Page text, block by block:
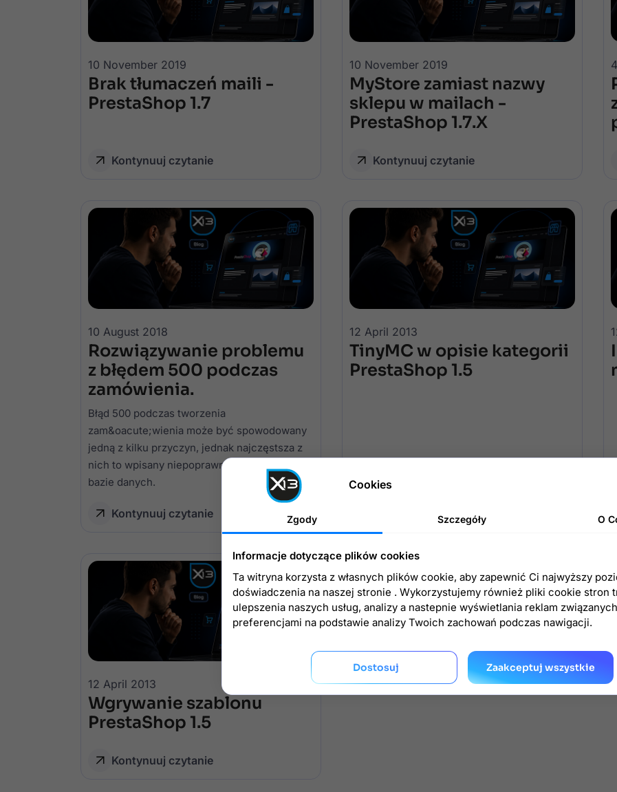
10 November 2019
Brak tłumaczeń maili -
PrestaShop 1.7
Kontynuuj czytanie
10 November 2019
MyStore zamiast nazwy
sklepu w mailach -
PrestaShop 1.7.X
Kontynuuj czytanie
10 August 2018
Rozwiązywanie problemu
z błędem 500 podczas
zamówienia.
Błąd 500 podczas tworzenia
zam&oacute;wienia może być spowodowany
jedną z kilku przyczyn, jednak najczęstsza z
nich to wpisany niepoprawny adres e-mail w
bazie danych.
Kontynuuj czytanie
12 April 2013
TinyMC w opisie kategorii
PrestaShop 1.5
Kontynuuj czytanie
12 April 2013
Wgrywanie szablonu
PrestaShop 1.5
Kontynuuj czytanie
Cookies
Zgody Szczegóły O
Informacje dotyczące plików cookies
Ta witryna korzysta z własnych plików cookie, aby zapewnić Ci najwyższy
doświadczenia na naszej stronie . Wykorzystujemy również pliki cookie stron
ulepszenia naszych usług, analizy a nastepnie wyświetlania reklam
preferencjami na podstawie analizy Twoich zachowań podczas nawigacji.
Dostosuj Zaakceptuj wszystkie